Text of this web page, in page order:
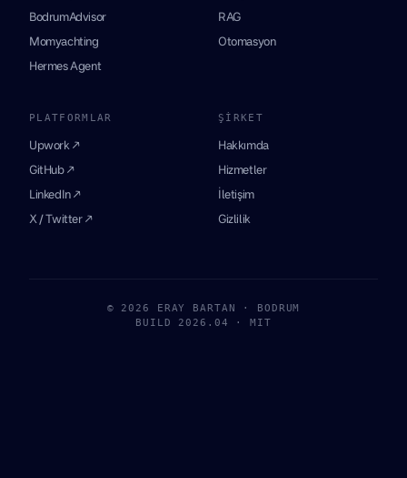
BodrumAdvisor
Momyachting
Hermes Agent
RAG
Otomasyon
PLATFORMLAR
Upwork ↗
GitHub ↗
LinkedIn ↗
X / Twitter ↗
ŞIRKET
Hakkımda
Hizmetler
İletişim
Gizlilik
© 2026 ERAY BARTAN · BODRUM
BUILD 2026.04 · MIT